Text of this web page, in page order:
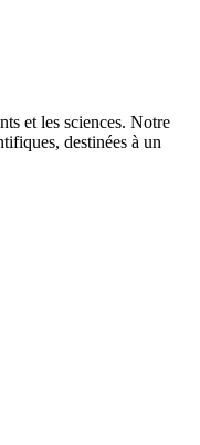
et les sciences. Notre
destinées à un